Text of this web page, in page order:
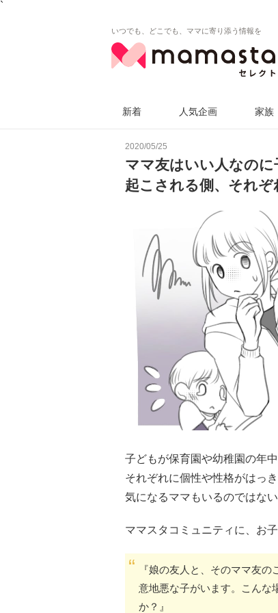
`
いつでも、どこでも、ママに寄り添う情報を
新着 人気企画 家族
2020/05/25
ママ友はいい人なの
起こされる側、それぞ
子どもが保育園や幼稚園の年
それぞれに個性や性格がはっ
気になるママもいるのではない
ママスタコミュニティに、お
『娘の友人と、そのママ友
意地悪な子がいます。こんな
か？』